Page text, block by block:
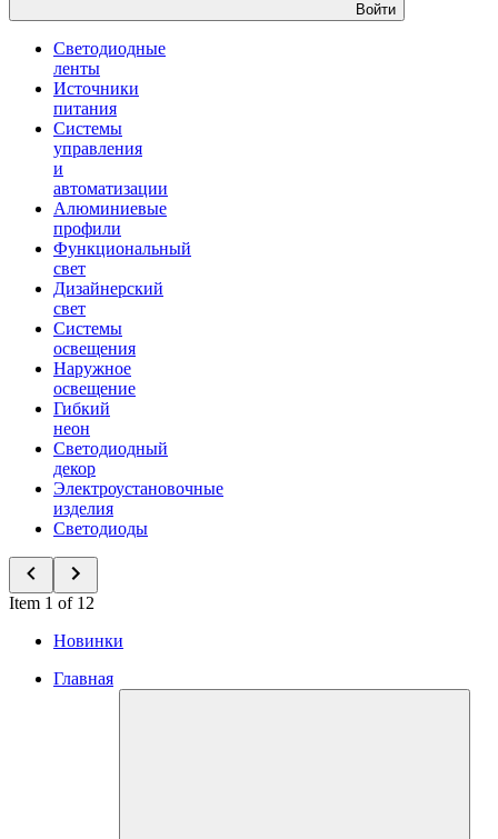
Войти
Светодиодные
ленты
Источники
питания
Системы
управления
и
автоматизации
Алюминиевые
профили
Функциональный
свет
Дизайнерский
свет
Системы
освещения
Наружное
освещение
Гибкий
неон
Светодиодный
декор
Электроустановочные
изделия
Светодиоды
Item 1 of 12
Новинки
Главная